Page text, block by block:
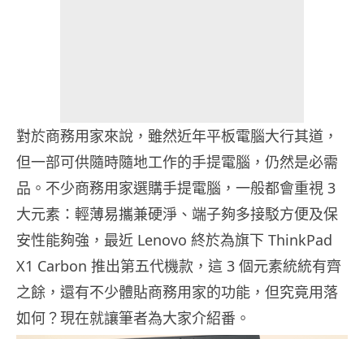
對於商務用家來說，雖然近年平板電腦大行其道，
但一部可供隨時隨地工作的手提電腦，仍然是必需
品。不少商務用家選購手提電腦，一般都會重視 3
大元素：輕薄易攜兼硬淨、端子夠多接駁方便及保
安性能夠強，最近 Lenovo 終於為旗下 ThinkPad
X1 Carbon 推出第五代機款，這 3 個元素統統有齊
之餘，還有不少體貼商務用家的功能，但究竟用落
如何？現在就讓筆者為大家介紹番。